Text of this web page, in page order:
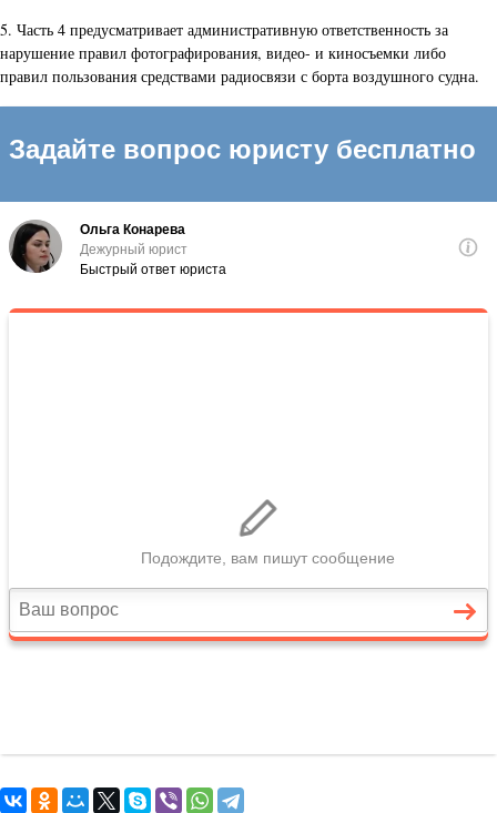
5. Часть 4 предусматривает административную ответственность за
нарушение правил фотографирования, видео- и киносъемки либо
правил пользования средствами радиосвязи с борта воздушного судна.